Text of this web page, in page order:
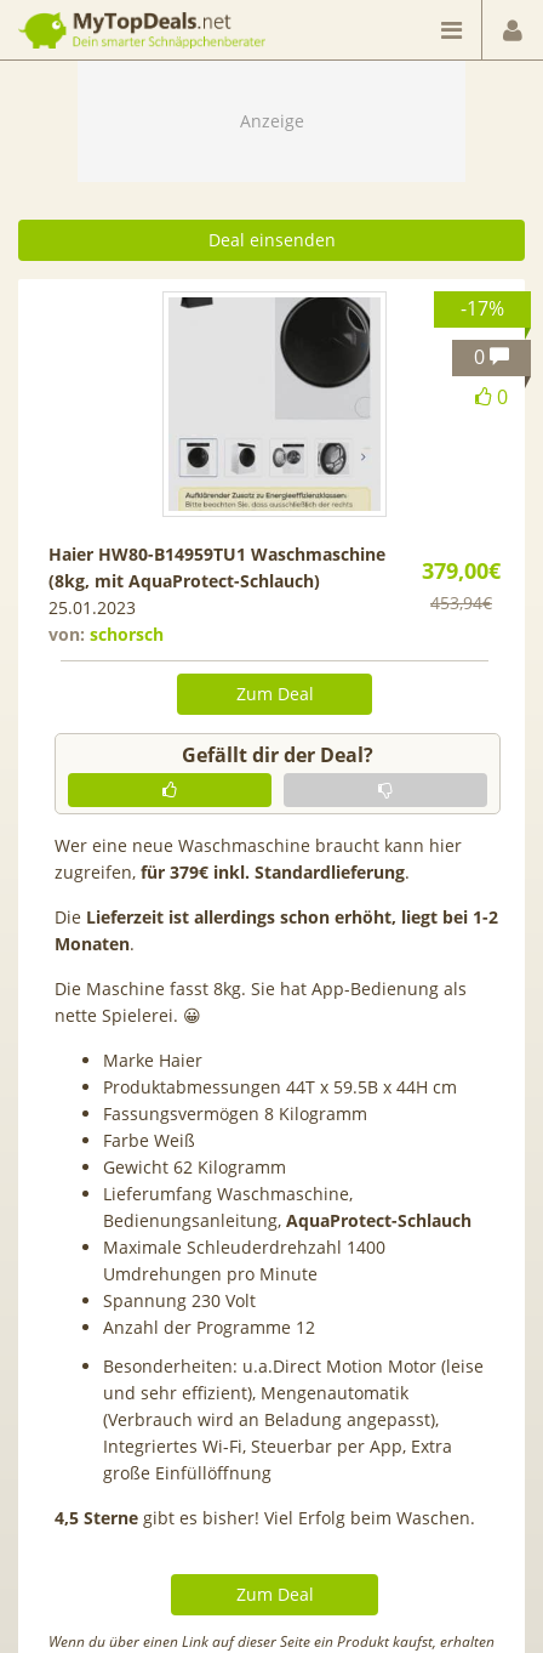
Dein smarter Schnäppchenberater
Deal einsenden
-17%
0
0
379,00€
453,94€
Haier HW80-B14959TU1 Waschmaschine
(8kg, mit AquaProtect-Schlauch)
25.01.2023
von: schorsch
Zum Deal
Gefällt dir der Deal?
Wer eine neue Waschmaschine braucht kann hier
zugreifen, für 379€ inkl. Standardlieferung.
Die Lieferzeit ist allerdings schon erhöht, liegt bei 1-2
Monaten.
Die Maschine fasst 8kg. Sie hat App-Bedienung als
nette Spielerei. 😀
Marke Haier
Produktabmessungen 44T x 59.5B x 44H cm
Fassungsvermögen 8 Kilogramm
Farbe Weiß
Gewicht 62 Kilogramm
Lieferumfang Waschmaschine,
Bedienungsanleitung, AquaProtect-Schlauch
Maximale Schleuderdrehzahl 1400
Umdrehungen pro Minute
Spannung 230 Volt
Anzahl der Programme 12
Besonderheiten: u.a.Direct Motion Motor (leise
und sehr effizient), Mengenautomatik
(Verbrauch wird an Beladung angepasst),
Integriertes Wi-Fi, Steuerbar per App, Extra
große Einfüllöffnung
4,5 Sterne gibt es bisher! Viel Erfolg beim Waschen.
Zum Deal
Wenn du über einen Link auf dieser Seite ein Produkt kaufst, erhalten